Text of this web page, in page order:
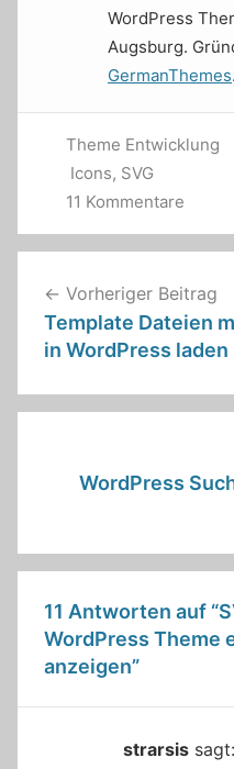
WordPress
Augsburg.
GermanThemes.
Theme Entwicklung
Icons, SVG
11 Kommentare
Vorheriger Beitrag
Template Dateien
in WordPress laden
WordPress
11 Antworten auf “
WordPress Theme
anzeigen”
strarsis sagt: